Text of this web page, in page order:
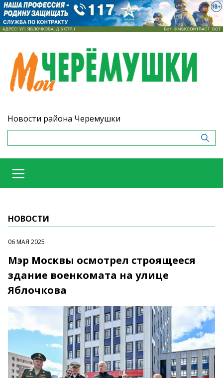
Новости района Черемушки
НОВОСТИ
06 МАЯ 2025
Мэр Москвы осмотрел строящееся
здание военкомата на улице
Яблочкова